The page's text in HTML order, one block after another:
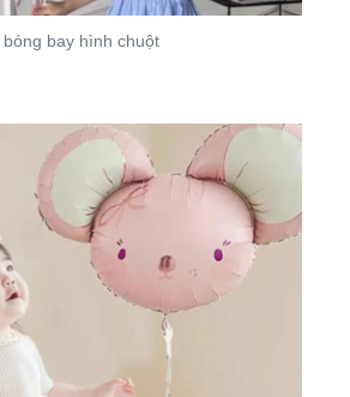
bóng bay hình chuột